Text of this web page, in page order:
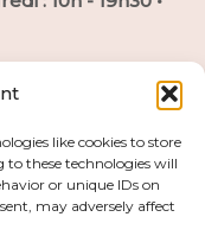
like cookies to store
to these technologies will
or unique IDs on
may adversely affect
(derrière